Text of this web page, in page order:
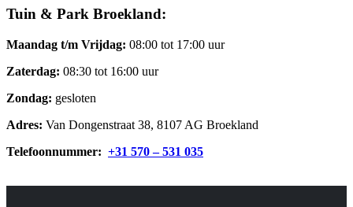
Tuin & Park Broekland:
Maandag t/m Vrijdag: 08:00 tot 17:00 uur
Zaterdag: 08:30 tot 16:00 uur
Zondag: gesloten
Adres: Van Dongenstraat 38, 8107 AG Broekland
Telefoonnummer: +31 570 – 531 035